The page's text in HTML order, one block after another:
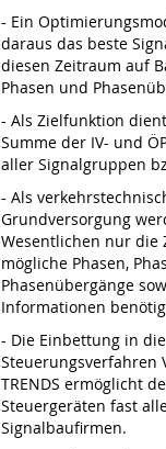
- Ein
daraus das beste
diesen Zeitraum auf
Phasen und
- Als Zielfunktion
Summe der IV- und
aller Signalgruppen
- Als
Grundversorgung
Wesentlichen nur die
mögliche Phasen,
Phasenübergänge
Informationen
- Die Einbettung in die
Steuerungsverfahren
TRENDS ermöglicht
Steuergeräten fast
Signalbaufirmen.